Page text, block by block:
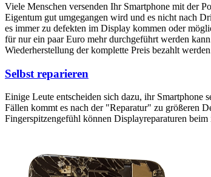
Viele Menschen versenden Ihr Smartphone mit der
Eigentum gut umgegangen wird und es nicht nach
es immer zu defekten im Display kommen oder
für nur ein paar Euro mehr durchgeführt werden
Wiederherstellung der komplette Preis bezahlt
Selbst reparieren
Einige Leute entscheiden sich dazu, ihr Smartphone
Fällen kommt es nach der "Reparatur" zu größeren
Fingerspitzengefühl können Displayreparaturen